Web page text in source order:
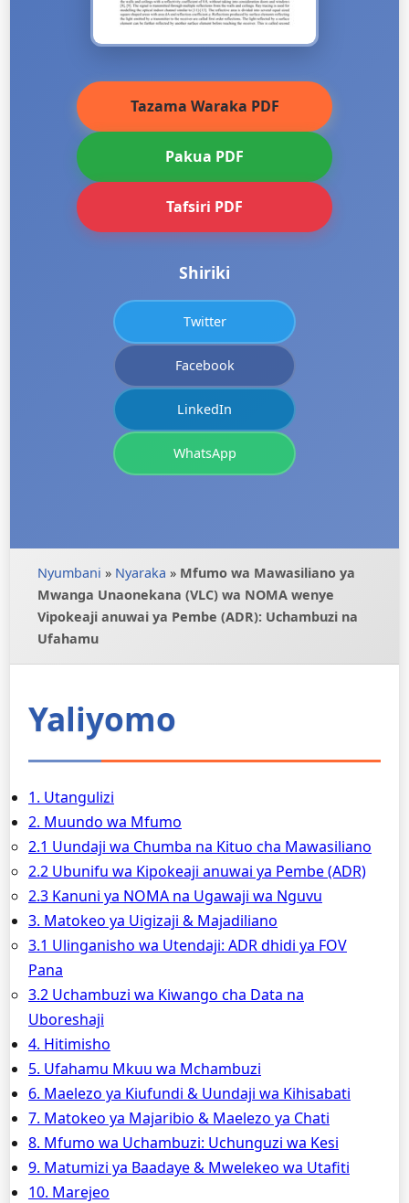
Tazama Waraka PDF
Pakua PDF
Tafsiri PDF
Shiriki
Twitter
Facebook
LinkedIn
WhatsApp
Nyumbani » Nyaraka » Mfumo wa Mawasiliano ya
Mwanga Unaonekana (VLC) wa NOMA wenye
Vipokeaji anuwai ya Pembe (ADR): Uchambuzi na
Ufahamu
Yaliyomo
1. Utangulizi
2. Muundo wa Mfumo
2.1 Uundaji wa Chumba na Kituo cha Mawasiliano
2.2 Ubunifu wa Kipokeaji anuwai ya Pembe (ADR)
2.3 Kanuni ya NOMA na Ugawaji wa Nguvu
3. Matokeo ya Uigizaji & Majadiliano
3.1 Ulinganisho wa Utendaji: ADR dhidi ya FOV
Pana
3.2 Uchambuzi wa Kiwango cha Data na
Uboreshaji
4. Hitimisho
5. Ufahamu Mkuu wa Mchambuzi
6. Maelezo ya Kiufundi & Uundaji wa Kihisabati
7. Matokeo ya Majaribio & Maelezo ya Chati
8. Mfumo wa Uchambuzi: Uchunguzi wa Kesi
9. Matumizi ya Baadaye & Mwelekeo wa Utafiti
10. Marejeo